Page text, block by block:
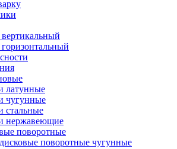
вертикальный
горизонтальный
латунные
чугунные
стальные
нержавеющие
поворотные
поворотные чугунные